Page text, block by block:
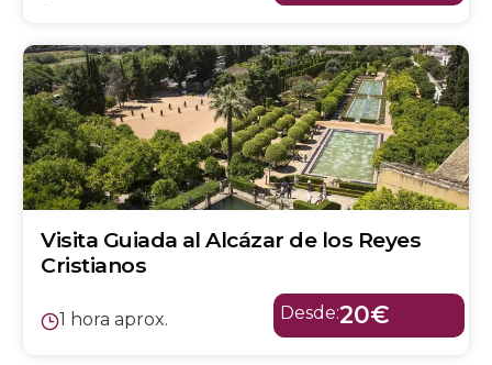
Visita Guiada al Alcázar de los Reyes
Cristianos
1 hora aprox. Desde:20€